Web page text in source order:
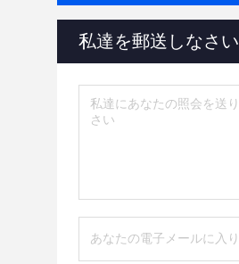
私達を郵送しなさい